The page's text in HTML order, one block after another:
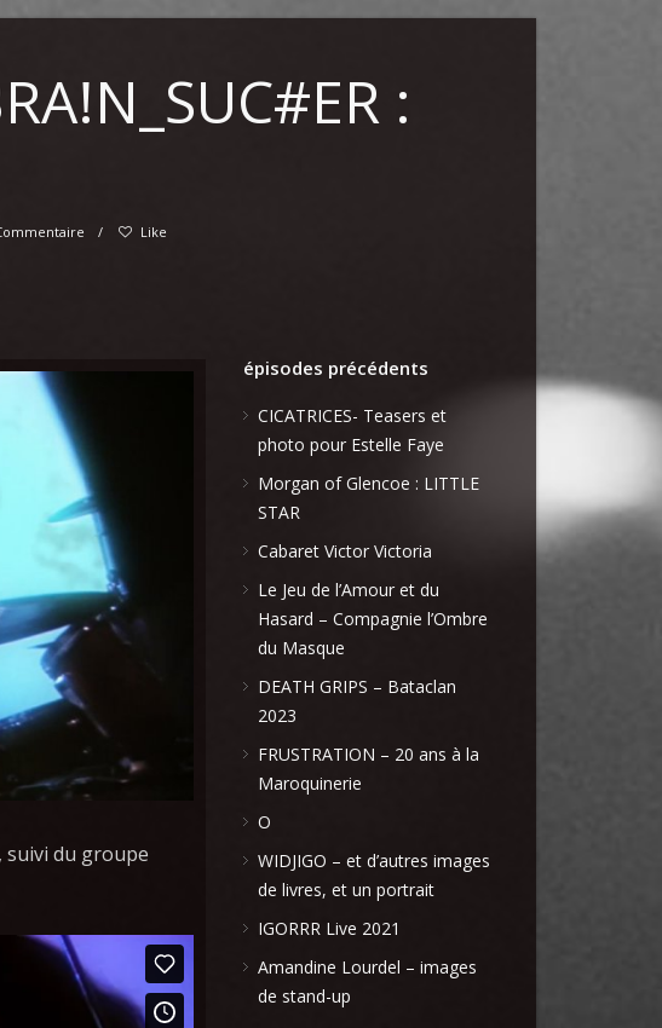
:
/ Like
suivi du groupe
épisodes précédents
CICATRICES- Teasers et
photo pour Estelle Faye
Morgan of Glencoe : LITTLE
STAR
Cabaret Victor Victoria
Le Jeu de l’Amour et du
Hasard – Compagnie l’Ombre
du Masque
DEATH GRIPS – Bataclan
2023
FRUSTRATION – 20 ans à la
Maroquinerie
O
WIDJIGO – et d’autres images
de livres, et un portrait
IGORRR Live 2021
Amandine Lourdel – images
de stand-up